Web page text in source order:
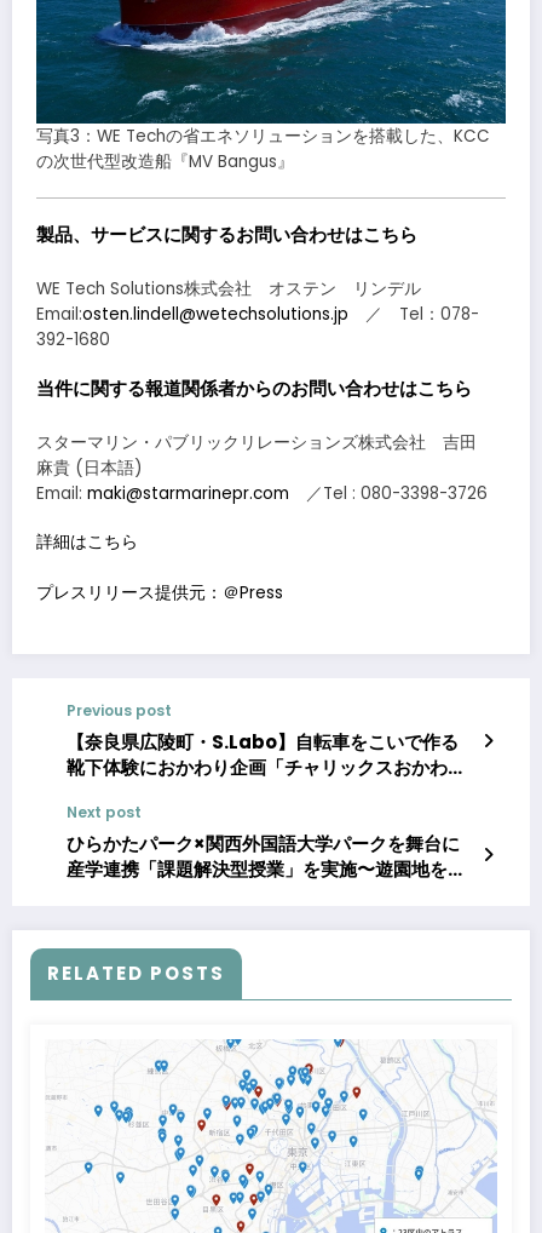
写真3：WE Techの省エネソリューションを搭載した、KCC
の次世代型改造船『MV Bangus』
製品、サービスに関するお問い合わせはこちら
WE Tech Solutions株式会社 オステン リンデル
Email:osten.lindell@wetechsolutions.jp ／ Tel：078-
392-1680
当件に関する報道関係者からのお問い合わせはこちら
スターマリン・パブリックリレーションズ株式会社 吉田
麻貴 (日本語)
Email: maki@starmarinepr.com ／Tel : 080-3398-3726
詳細はこちら
プレスリリース提供元：＠Press
Previous post
【奈良県広陵町・S.Labo】自転車をこいで作る
靴下体験におかわり企画「チャリックスおかわり
Next post
ひらかたパーク×関西外国語大学パークを舞台に
産学連携「課題解決型授業」を実施〜遊園地をキ
RELATED POSTS